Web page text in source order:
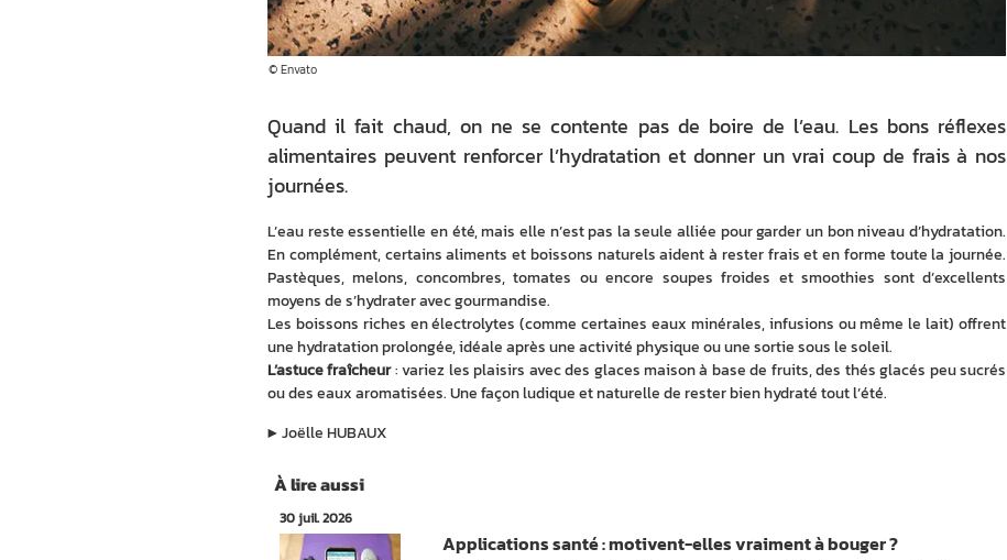
© Envato
Quand il fait chaud, on ne se contente pas de boire de l’eau. Les bons réflexes
alimentaires peuvent renforcer l’hydratation et donner un vrai coup de frais à nos
journées.
L’eau reste essentielle en été, mais elle n’est pas la seule alliée pour garder un bon niveau d’hydratation.
En complément, certains aliments et boissons naturels aident à rester frais et en forme toute la journée.
Pastèques, melons, concombres, tomates ou encore soupes froides et smoothies sont d’excellents
moyens de s’hydrater avec gourmandise.
Les boissons riches en électrolytes (comme certaines eaux minérales, infusions ou même le lait) offrent
une hydratation prolongée, idéale après une activité physique ou une sortie sous le soleil.
L’astuce fraîcheur : variez les plaisirs avec des glaces maison à base de fruits, des thés glacés peu sucrés
ou des eaux aromatisées. Une façon ludique et naturelle de rester bien hydraté tout l’été.
Joëlle HUBAUX
▶︎
À lire aussi
30 juil. 2026
Applications santé : motivent-elles vraiment à bouger ?